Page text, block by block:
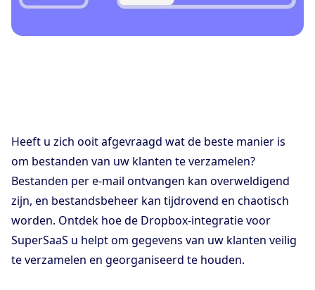
Heeft u zich ooit afgevraagd wat de beste manier is
om bestanden van uw klanten te verzamelen?
Bestanden per e-mail ontvangen kan overweldigend
zijn, en bestandsbeheer kan tijdrovend en chaotisch
worden. Ontdek hoe de Dropbox-integratie voor
SuperSaaS u helpt om gegevens van uw klanten veilig
te verzamelen en georganiseerd te houden.